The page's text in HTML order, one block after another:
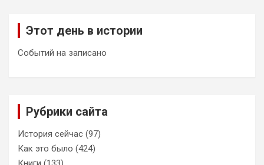
Этот день в истории
Событий на записано
Рубрики сайта
История сейчас (97)
Как это было (424)